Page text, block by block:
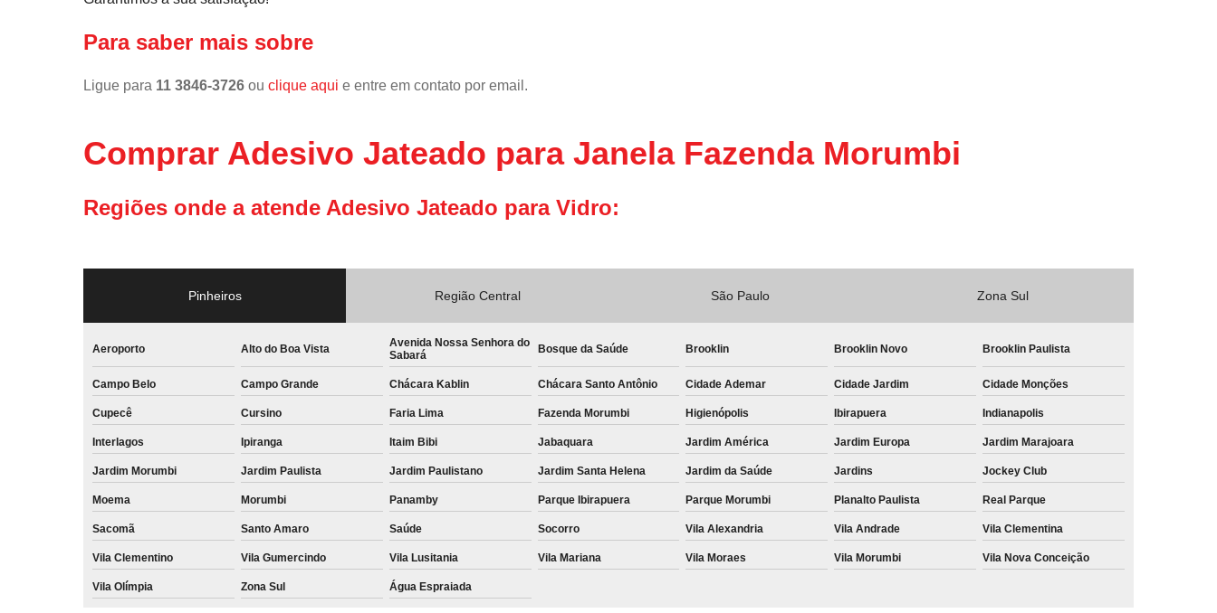
Para saber mais sobre
Ligue para 11 3846-3726 ou clique aqui e entre em contato por email.
Comprar Adesivo Jateado para Janela Fazenda Morumbi
Regiões onde a atende Adesivo Jateado para Vidro:
Pinheiros Região Central São Paulo Zona Sul
Aeroporto Alto do Boa Vista
Avenida Nossa Senhora do
Sabará
Bosque da Saúde Brooklin Brooklin Novo Brooklin Paulista
Campo Belo Campo Grande Chácara Kablin Chácara Santo Antônio Cidade Ademar Cidade Jardim Cidade Monções
Cupecê Cursino Faria Lima Fazenda Morumbi Higienópolis Ibirapuera Indianapolis
Interlagos Ipiranga Itaim Bibi Jabaquara Jardim América Jardim Europa Jardim Marajoara
Jardim Morumbi Jardim Paulista Jardim Paulistano Jardim Santa Helena Jardim da Saúde Jardins Jockey Club
Moema Morumbi Panamby Parque Ibirapuera Parque Morumbi Planalto Paulista Real Parque
Sacomã Santo Amaro Saúde Socorro Vila Alexandria Vila Andrade Vila Clementina
Vila Clementino Vila Gumercindo Vila Lusitania Vila Mariana Vila Moraes Vila Morumbi Vila Nova Conceição
Vila Olímpia Zona Sul Água Espraiada